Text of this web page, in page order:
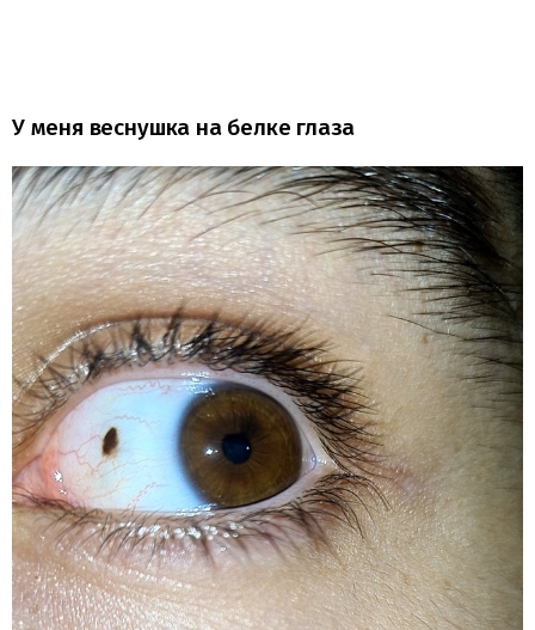
У меня веснушка на белке глаза